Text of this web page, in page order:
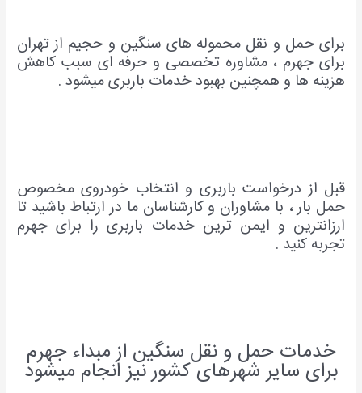
برای حمل و نقل محموله های سنگین و حجیم از تهران
برای جهرم ، مشاوره تخصصی و حرفه ای سبب کاهش
هزینه ها و همچنین بهبود خدمات باربری میشود .
قبل از درخواست باربری و انتخاب خودروی مخصوص
حمل بار ، با مشاوران و کارشناسان ما در ارتباط باشید تا
ارزانترین و ایمن ترین خدمات باربری را برای جهرم
تجربه کنید .
خدمات حمل و نقل سنگین از مبداء جهرم
برای سایر شهرهای کشور نیز انجام میشود